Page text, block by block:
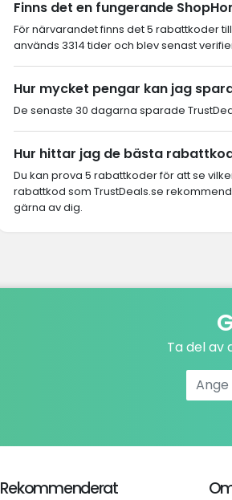
Finns det en fungerande
För närvarandet finns det 5 rabattkoder
används 3314 tider och blev senast
Hur mycket pengar kan jag
De senaste 30 dagarna sparade
Hur hittar jag de bästa
Du kan prova 5 rabattkoder för att se
rabattkod som TrustDeals.se
gärna av dig.
Ta del av
Rekommenderat